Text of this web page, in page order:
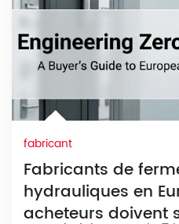
fabricant
Fabricants de
hydrauliques en
acheteurs doivent